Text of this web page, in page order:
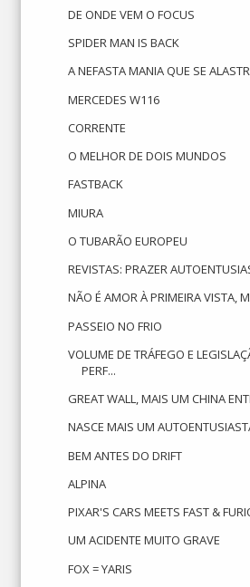
DE ONDE VEM O FOCUS
SPIDER MAN IS BACK
A NEFASTA MANIA QUE SE
MERCEDES W116
CORRENTE
O MELHOR DE DOIS MUNDOS
FASTBACK
MIURA
O TUBARÃO EUROPEU
REVISTAS: PRAZER
NÃO É AMOR À PRIMEIRA VISTA,
PASSEIO NO FRIO
VOLUME DE TRÁFEGO E
PERF...
GREAT WALL, MAIS UM CHINA
NASCE MAIS UM
BEM ANTES DO DRIFT
ALPINA
PIXAR'S CARS MEETS FAST &
UM ACIDENTE MUITO GRAVE
FOX = YARIS